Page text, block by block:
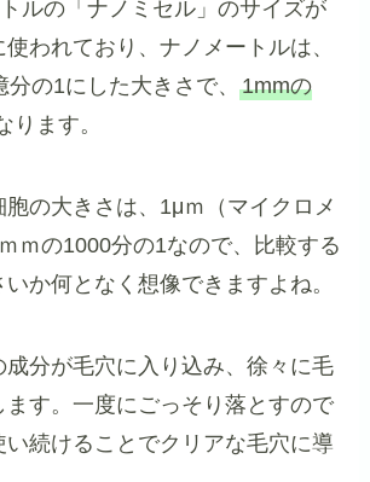
ルの「ナノミセル」のサイズが
われており、ナノメートルは、
分の1にした大きさで、1mmの
ります。
胞の大きさは、1μｍ（マイクロメ
ｍの1000分の1なので、比較する
か何となく想像できますよね。
成分が毛穴に入り込み、徐々に毛
ます。一度にごっそり落とすので
い続けることでクリアな毛穴に導